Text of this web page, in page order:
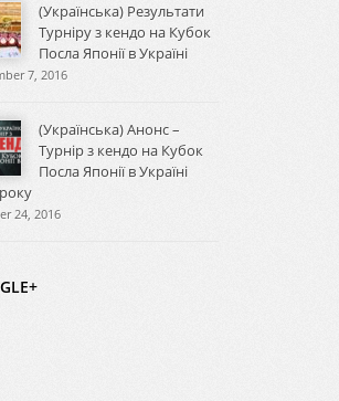
(Українська) Результати
Турніру з кендо на Кубок
Посла Японії в Україні
7, 2016
(Українська) Анонс –
Турнір з кендо на Кубок
Посла Японії в Україні
24, 2016